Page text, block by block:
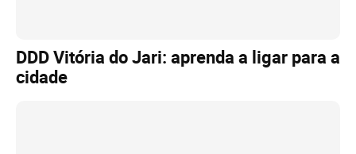
DDD Vitória do Jari: aprenda a ligar para a
cidade